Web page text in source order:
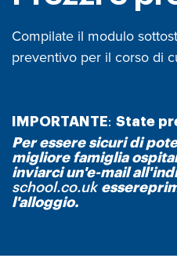
Compilate il modulo
preventivo per il corso di
IMPORTANTE: State
Per essere sicuri di
migliore famiglia
inviarci un'e-mail
school.co.ukessere
l'alloggio.